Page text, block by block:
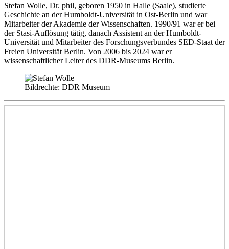
Stefan Wolle, Dr. phil, geboren 1950 in Halle (Saale), studierte
Geschichte an der Humboldt-Universität in Ost-Berlin und war
Mitarbeiter der Akademie der Wissenschaften. 1990/91 war er bei
der Stasi-Auflösung tätig, danach Assistent an der Humboldt-
Universität und Mitarbeiter des Forschungsverbundes SED-Staat der
Freien Universität Berlin. Von 2006 bis 2024 war er
wissenschaftlicher Leiter des DDR-Museums Berlin.
Bildrechte: DDR Museum